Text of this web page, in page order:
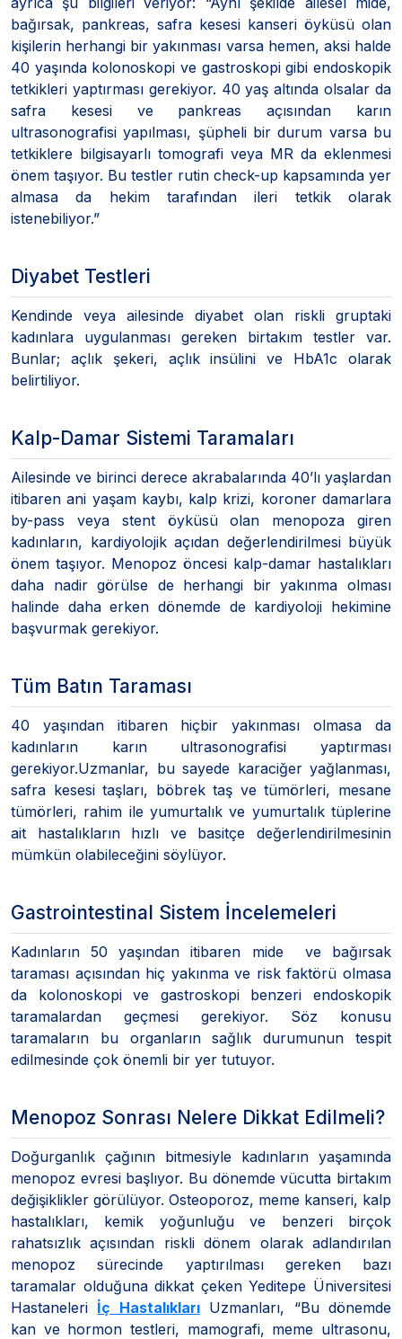
bağırsak, pankreas, safra kesesi kanseri öyküsü olan
kişilerin herhangi bir yakınması varsa hemen, aksi halde
40 yaşında kolonoskopi ve gastroskopi gibi endoskopik
tetkikleri yaptırması gerekiyor. 40 yaş altında olsalar da
safra kesesi ve pankreas açısından karın
ultrasonografisi yapılması, şüpheli bir durum varsa bu
tetkiklere bilgisayarlı tomografi veya MR da eklenmesi
önem taşıyor. Bu testler rutin check-up kapsamında yer
almasa da hekim tarafından ileri tetkik olarak
istenebiliyor.”
Diyabet Testleri
Kendinde veya ailesinde diyabet olan riskli gruptaki
kadınlara uygulanması gereken birtakım testler var.
Bunlar; açlık şekeri, açlık insülini ve HbA1c olarak
belirtiliyor.
Kalp-Damar Sistemi Taramaları
Ailesinde ve birinci derece akrabalarında 40’lı yaşlardan
itibaren ani yaşam kaybı, kalp krizi, koroner damarlara
by-pass veya stent öyküsü olan menopoza giren
kadınların, kardiyolojik açıdan değerlendirilmesi büyük
önem taşıyor. Menopoz öncesi kalp-damar hastalıkları
daha nadir görülse de herhangi bir yakınma olması
halinde daha erken dönemde de kardiyoloji hekimine
başvurmak gerekiyor.
Tüm Batın Taraması
40 yaşından itibaren hiçbir yakınması olmasa da
kadınların karın ultrasonografisi yaptırması
gerekiyor.Uzmanlar, bu sayede karaciğer yağlanması,
safra kesesi taşları, böbrek taş ve tümörleri, mesane
tümörleri, rahim ile yumurtalık ve yumurtalık tüplerine
ait hastalıkların hızlı ve basitçe değerlendirilmesinin
mümkün olabileceğini söylüyor.
Gastrointestinal Sistem İncelemeleri
Kadınların 50 yaşından itibaren mide ve bağırsak
taraması açısından hiç yakınma ve risk faktörü olmasa
da kolonoskopi ve gastroskopi benzeri endoskopik
taramalardan geçmesi gerekiyor. Söz konusu
taramaların bu organların sağlık durumunun tespit
edilmesinde çok önemli bir yer tutuyor.
Menopoz Sonrası Nelere Dikkat Edilmeli?
Doğurganlık çağının bitmesiyle kadınların yaşamında
menopoz evresi başlıyor. Bu dönemde vücutta birtakım
değişiklikler görülüyor. Osteoporoz, meme kanseri, kalp
hastalıkları, kemik yoğunluğu ve benzeri birçok
rahatsızlık açısından riskli dönem olarak adlandırılan
menopoz sürecinde yaptırılması gereken bazı
taramalar olduğuna dikkat çeken Yeditepe Üniversitesi
Hastaneleri İç HastalıklarıUzmanları, “Bu dönemde
kan ve hormon testleri, mamografi, meme ultrasonu,